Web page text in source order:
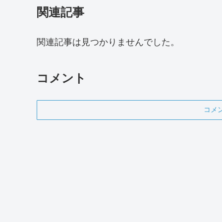
関連記事
関連記事は見つかりませんでした。
コメント
コメ